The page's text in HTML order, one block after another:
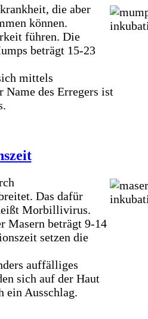
die aber
können.
führen. Die
beträgt 15-23
mittels
des Erregers ist
Das dafür
Morbillivirus.
Masern beträgt 9-14
setzen die
auffälliges
sich auf der Haut
ein Ausschlag.